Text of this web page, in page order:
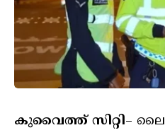
കുവൈത്ത് സിറ്റി–